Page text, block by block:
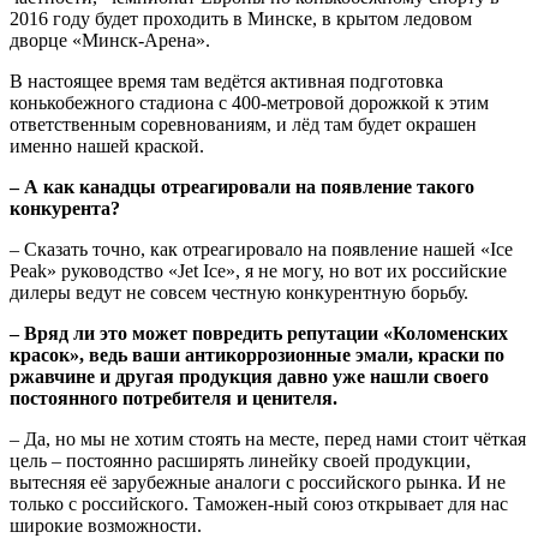
2016 году будет проходить в Минске, в крытом ледовом
дворце «Минск-Арена».
В настоящее время там ведётся активная подготовка
конькобежного стадиона с 400-метровой дорожкой к этим
ответственным соревнованиям, и лёд там будет окрашен
именно нашей краской.
– А как канадцы отреагировали на появление такого
конкурента?
– Сказать точно, как отреагировало на появление нашей «Ice
Peak» руководство «Jet Ice», я не могу, но вот их российские
дилеры ведут не совсем честную конкурентную борьбу.
– Вряд ли это может повредить репутации «Коломенских
красок», ведь ваши антикоррозионные эмали, краски по
ржавчине и другая продукция давно уже нашли своего
постоянного потребителя и ценителя.
– Да, но мы не хотим стоять на месте, перед нами стоит чёткая
цель – постоянно расширять линейку своей продукции,
вытесняя её зарубежные аналоги с российского рынка. И не
только с российского. Таможен-ный союз открывает для нас
широкие возможности.